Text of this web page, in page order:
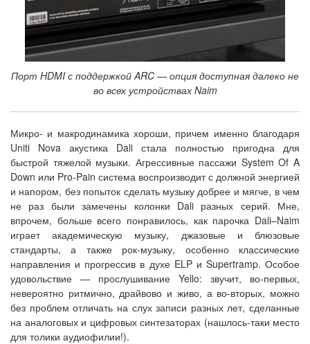
Порт HDMI с поддержкой ARC — опция доступная далеко не
во всех устройствах Naim
Микро- и макродинамика хороши, причем именно благодаря
Uniti Nova акустика Dali стала полностью пригодна для
быстрой тяжелой музыки. Агрессивные пассажи System Of A
Down или Pro-Pain система воспроизводит с должной энергией
и напором, без попыток сделать музыку добрее и мягче, в чем
не раз были замечены колонки Dali разных серий. Мне,
впрочем, больше всего понравилось, как парочка Dali–Naim
играет академическую музыку, джазовые и блюзовые
стандарты, а также рок-музыку, особенно классические
направления и прогрессив в духе ELP и Supertramp. Особое
удовольствие — прослушивание Yello: звучит, во-первых,
невероятно ритмично, драйвово и живо, а во-вторых, можно
без проблем отличать на слух записи разных лет, сделанные
на аналоговых и цифровых синтезаторах (нашлось-таки место
для толики аудиофилии!).